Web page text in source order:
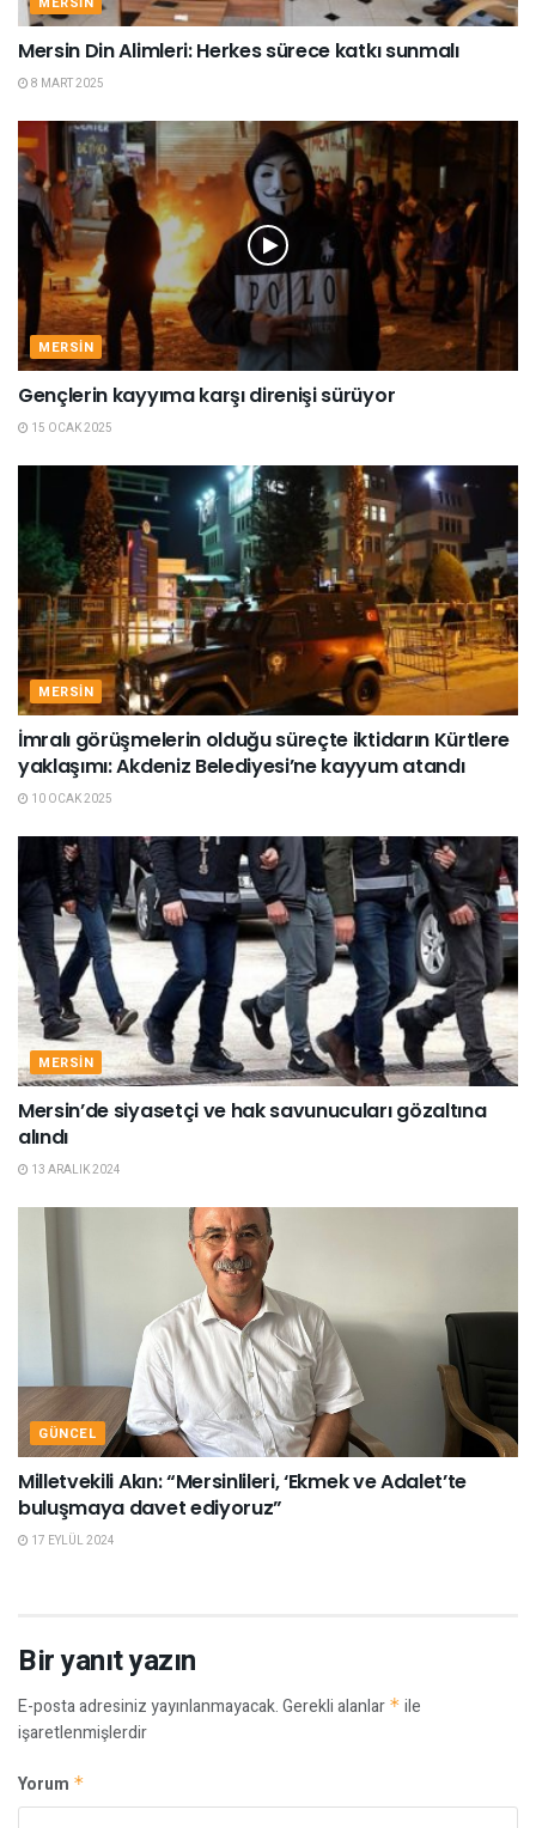
Mersin Din Alimleri: Herkes sürece katkı sunmalı
8 MART 2025
MERSIN
Gençlerin kayyıma karşı direnişi sürüyor
15 OCAK 2025
MERSIN
İmralı görüşmelerin olduğu süreçte iktidarın Kürtlere
yaklaşımı: Akdeniz Belediyesi’ne kayyum atandı
10 OCAK 2025
MERSIN
Mersin’de siyasetçi ve hak savunucuları gözaltına
alındı
13 ARALIK 2024
GÜNCEL
Milletvekili Akın: “Mersinlileri, ‘Ekmek ve Adalet’te
buluşmaya davet ediyoruz”
17 EYLÜL 2024
Bir yanıt yazın
E-posta adresiniz yayınlanmayacak.Gerekli alanlar * ile
işaretlenmişlerdir
Yorum *